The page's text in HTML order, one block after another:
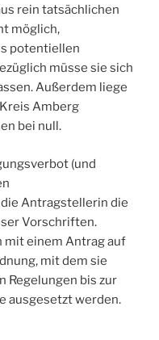
rein tatsächlichen
möglich,
potentiellen
müsse sie sich
Außerdem liege
Amberg
bei null.
(und
Antragstellerin die
Vorschriften.
mit einem Antrag auf
mit dem sie
Regelungen bis zur
ausgesetzt werden.